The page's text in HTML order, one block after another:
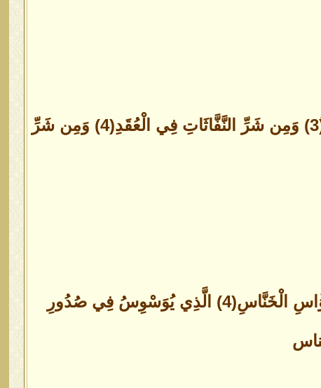
قُلْ أَعُوذُ بِرَبِّ الْفَلَقِ(1) مِن شَرِّ مَا خَلَقَ(2) وَمِن شَرِّ غَاسِقٍ إِذَا وَقَبَ(3) وَمِن شَرِّ النَّفَّاثَاتِ فِي الْعُقَدِ(4) وَمِن شَرِّ
قُلْ أَعُوذُ بِرَبِّ النَّاسِ(1) مَلِكِ النَّاسِ(2) إِلَهِ النَّاسِ(3) مِنْ شَرِّ الْوَسْوَاسِ الْخَنَّاسِ(4) الَّذِي يُوَسْوِسُ فِي صُدُورِ